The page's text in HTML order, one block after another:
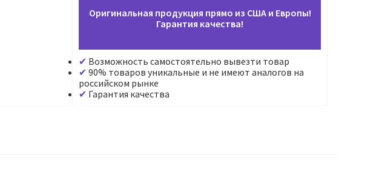
Оригинальная продукция прямо из США и Европы!
Гарантия качества!
Возможность самостоятельно вывезти товар
90% товаров уникальные и не имеют аналогов на
российском рынке
Гарантия качества